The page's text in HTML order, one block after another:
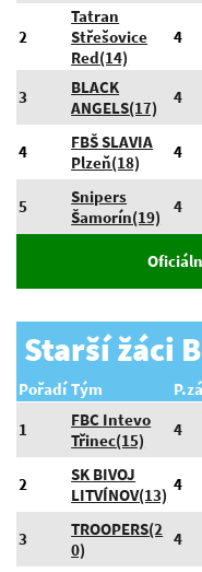
2
Tatran
Střešovice
Red(14)
4
3
BLACK
ANGELS(17)
4
4
FBŠ SLAVIA
Plzeň(18)
4
5
Snipers
Šamorín(19)
4
Starší žáci
Pořadí Tým
1
FBC Intevo
Třinec(15)
4
2
SK BIVOJ
LITVÍNOV(13)
4
3
TROOPERS(2
0)
4